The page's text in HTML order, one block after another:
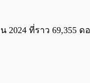
ที่ราว 69,355